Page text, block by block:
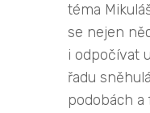
téma
se nejen
i odpočívat
řadu
podobách